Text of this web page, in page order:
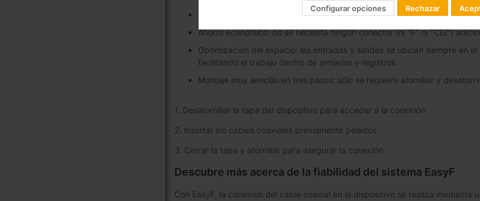
Fiabilidad de conexión: la brida que sujeta los cables impide que el
Ahorro económico: no se necesita ningún conector (ni "F" ni "CEI")
Optimización del espacio: las entradas y salidas se ubican siempre en
facilitando el trabajo dentro de armarios y registros
Montaje muy sencillo en tres pasos: sólo se requiere atornillar y
1. Desatornillar la tapa del dispositivo para acceder a la conexión
2. Insertar los cables coaxiales previamente pelados
3. Cerrar la tapa y atornillar para asegurar la conexión
Descubre más acerca de la fiabilidad del sistema EasyF
Con EasyF, la conexión del cable coaxial en el dispositivo se realiza
Configurar opciones Rechazar